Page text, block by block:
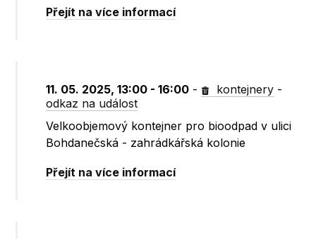
Přejít na více informací
11. 05. 2025, 13:00 - 16:00 - kontejnery -
odkaz na událost
Velkoobjemový kontejner pro bioodpad v ulici
Bohdanečská - zahrádkářská kolonie
Přejít na více informací